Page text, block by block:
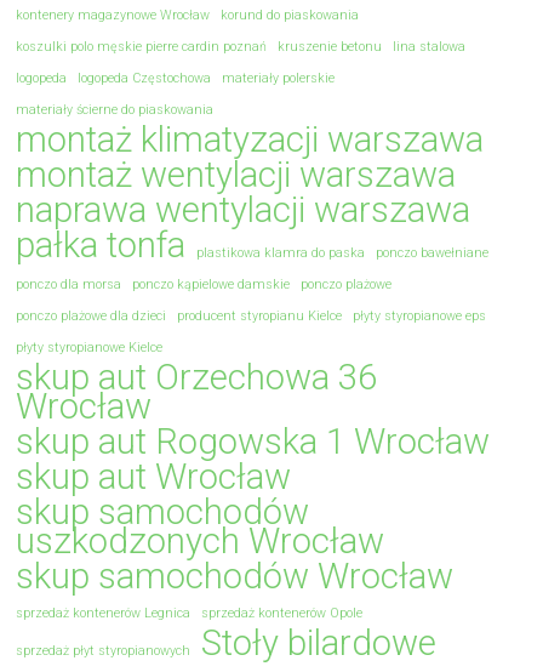
kontenery magazynowe Wrocław
korund do piaskowania
koszulki polo męskie pierre cardin poznań
kruszenie betonu
lina stalowa
logopeda
logopeda Częstochowa
materiały polerskie
materiały ścierne do piaskowania
montaż klimatyzacji warszawa
montaż wentylacji warszawa
naprawa wentylacji warszawa
pałka tonfa
plastikowa klamra do paska
ponczo bawełniane
ponczo dla morsa
ponczo kąpielowe damskie
ponczo plażowe
ponczo plażowe dla dzieci
producent styropianu Kielce
płyty styropianowe eps
płyty styropianowe Kielce
skup aut Orzechowa 36
Wrocław
skup aut Rogowska 1 Wrocław
skup aut Wrocław
skup samochodów
uszkodzonych Wrocław
skup samochodów Wrocław
sprzedaż kontenerów Legnica sprzedaż kontenerów Opole
sprzedaż płyt styropianowych Stoły bilardowe